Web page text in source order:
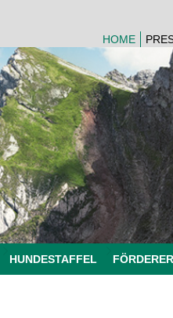
HOME
HUNDESTAFFEL FÖRDERER